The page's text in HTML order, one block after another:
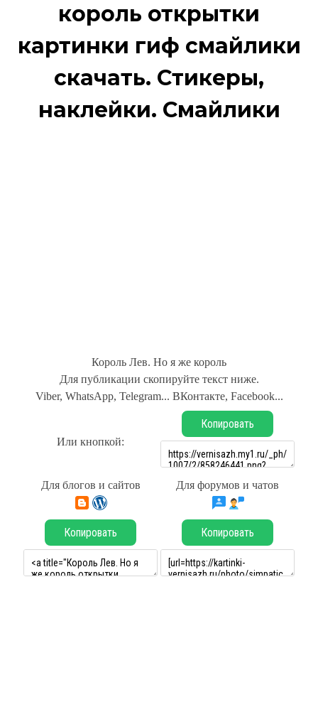
король открытки
картинки гиф смайлики
скачать. Стикеры,
наклейки. Смайлики
Король Лев. Но я же король
Для публикации скопируйте текст ниже.
Viber, WhatsApp, Telegram... ВКонтакте, Facebook...
Или кнопкой:
Копировать
Для блогов и сайтов Для форумов и чатов
Копировать Копировать